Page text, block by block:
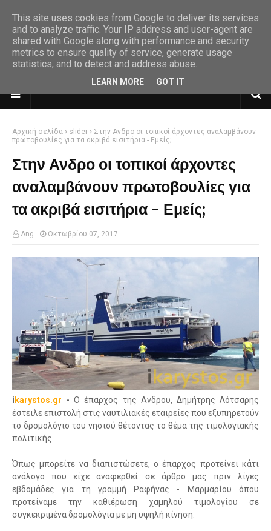
Αρχική σελίδα slider
Στην Ανδρο οι τοπικοί άρχοντες αναλαμβάνουν
πρωτοβουλίες για τα ακριβά εισιτήρια - Εμείς;
Στην Ανδρο οι τοπικοί άρχοντες
αναλαμβάνουν πρωτοβουλίες για
τα ακριβά εισιτήρια - Εμείς;
Ang Οκτωβρίου 07, 2017
i karystos.gr - Ο έπαρχος της Ανδρου, Δημήτρης Λότσαρης
έστειλε επιστολή στις ναυτιλιακές εταιρείες που εξυπηρετούν
το δρομολόγιο του νησιού θέτοντας το θέμα της τιμολογιακής
πολιτικής.
Όπως μπορείτε να διαπιστώσετε, ο έπαρχος προτείνει κάτι
ανάλογο που είχε αναφερθεί σε άρθρο μας πριν λίγες
εβδομάδες για τη γραμμή Ραφήνας - Μαρμαρίου όπου
προτείναμε την καθιέρωση χαμηλού τιμολογίου σε
συγκεκριμένα δρομολόγια με μη υψηλή κίνηση.
This site uses cookies from Google to deliver its services
and to analyze traffic. Your IP address and user-agent are
shared with Google along with performance and security
metrics to ensure quality of service, generate usage
statistics, and to detect and address abuse.
LEARN MORE GOT IT